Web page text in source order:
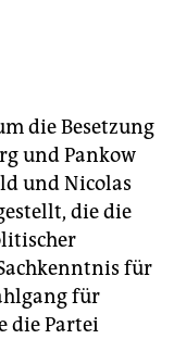
KandidatInnen
landete
zwar nur
Grütters
Petra Pau auf
satte 15
Linke: In den
verbreitete
die Besetzung
und Pankow
und Nicolas
die die
für
für
die Partei